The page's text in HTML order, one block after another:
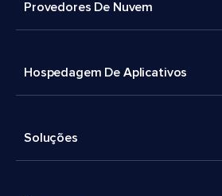
Provedores De Nuvem
Hospedagem De Aplicativos
Soluções